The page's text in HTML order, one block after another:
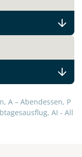
A – Abendessen, P
AI - All